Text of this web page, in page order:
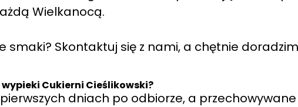
Wielkanocą.
smaki? Skontaktuj się z nami, a chętnie
Cukierni Cieślikowski?
dniach po odbiorze, a